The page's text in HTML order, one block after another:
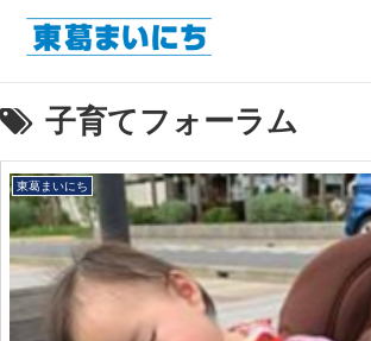
子育てフォーラム
東葛まいにち